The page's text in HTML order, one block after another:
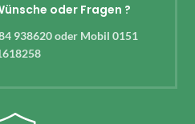
oder Fragen ?
938620 oder Mobil 0151